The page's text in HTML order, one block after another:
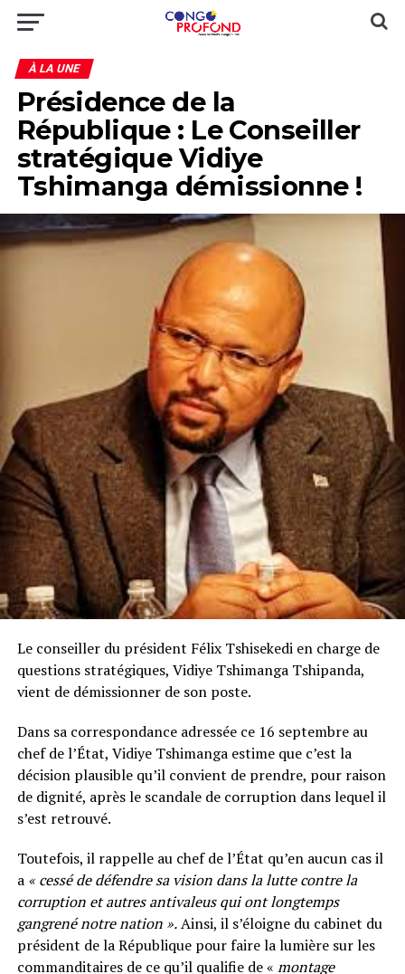
À LA UNE
Présidence de la
République : Le Conseiller
stratégique Vidiye
Tshimanga démissionne !
Le conseiller du président Félix Tshisekedi en charge de
questions stratégiques, Vidiye Tshimanga Tshipanda,
vient de démissionner de son poste.
Dans sa correspondance adressée ce 16 septembre au
chef de l’État, Vidiye Tshimanga estime que c’est la
décision plausible qu’il convient de prendre, pour raison
de dignité, après le scandale de corruption dans lequel il
s’est retrouvé.
Toutefois, il rappelle au chef de l’État qu’en aucun cas il
a « cessé de défendre sa vision dans la lutte contre la
corruption et autres antivaleus qui ont longtemps
gangrené notre nation ».Ainsi, il s’éloigne du cabinet du
président de la République pour faire la lumière sur les
commanditaires de ce qu’il qualifie de « montage